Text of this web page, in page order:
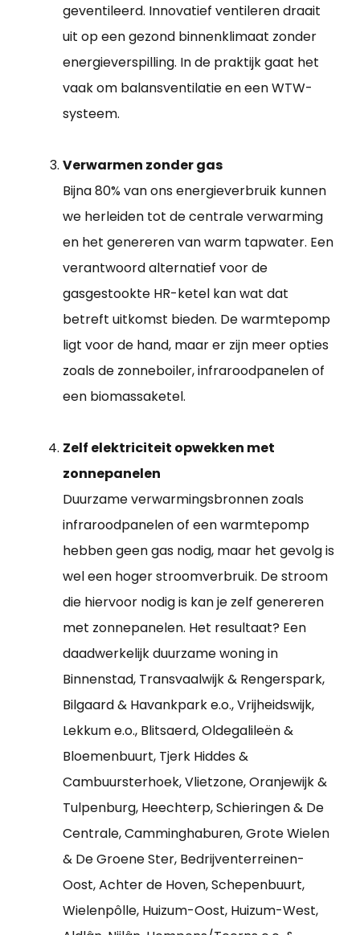
geventileerd. Innovatief ventileren draait
uit op een gezond binnenklimaat zonder
energieverspilling. In de praktijk gaat het
vaak om balansventilatie en een WTW-
systeem.
Verwarmen zonder gas
Bijna 80% van ons energieverbruik kunnen
we herleiden tot de centrale verwarming
en het genereren van warm tapwater. Een
verantwoord alternatief voor de
gasgestookte HR-ketel kan wat dat
betreft uitkomst bieden. De warmtepomp
ligt voor de hand, maar er zijn meer opties
zoals de zonneboiler, infraroodpanelen of
een biomassaketel.
Zelf elektriciteit opwekken met
zonnepanelen
Duurzame verwarmingsbronnen zoals
infraroodpanelen of een warmtepomp
hebben geen gas nodig, maar het gevolg is
wel een hoger stroomverbruik. De stroom
die hiervoor nodig is kan je zelf genereren
met zonnepanelen. Het resultaat? Een
daadwerkelijk duurzame woning in
Binnenstad, Transvaalwijk & Rengerspark,
Bilgaard & Havankpark e.o., Vrijheidswijk,
Lekkum e.o., Blitsaerd, Oldegalileën &
Bloemenbuurt, Tjerk Hiddes &
Cambuursterhoek, Vlietzone, Oranjewijk &
Tulpenburg, Heechterp, Schieringen & De
Centrale, Camminghaburen, Grote Wielen
& De Groene Ster, Bedrijventerreinen-
Oost, Achter de Hoven, Schepenbuurt,
Wielenpôlle, Huizum-Oost, Huizum-West,